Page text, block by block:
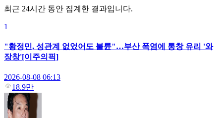
최근 24시간 동안 집계한 결과입니다.
1
"황정민, 성관계 없었어도 불륜"…부산 폭염에 통창 유리 '와
장창'[이주의픽]
2026-08-08 06:13
18.9만